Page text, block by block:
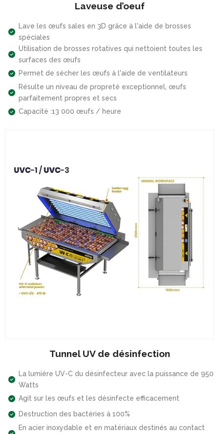
Laveuse d’oeuf
Lave les œufs sales en 3D grâce à l'aide de brosses
spéciales
Utilisation de brosses rotatives qui nettoient toutes les
surfaces des œufs
Permet de sécher les œufs à l'aide de ventilateurs
Résulte un niveau de propreté exceptionnel, œufs
parfaitement propres et secs
Capacité :13 000 œufs / heure
Tunnel UV de désinfection
La lumière UV-C du désinfecteur avec la puissance de 950
Watts
Agit sur les œufs et les désinfecte efficacement
Destruction des bactéries à 100%
En acier inoxydable et en matériaux destinés au contact